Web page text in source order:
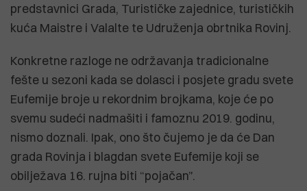
predstavnici Grada, Turističke zajednice, turističkih
kuća Maistre i Valalte te Udruženja obrtnika Rovinj.
Konkretne razloge ne održavanja tradicionalne
fešte u sezoni kada se dolasci i posjete gradu svete
Eufemije broje u rekordnim brojkama, koje će po
svemu sudeći nadmašiti i famoznu 2019. godinu,
nismo doznali. Ipak, ono što čujemo je da će Dan
grada Rovinja i blagdan svete Eufemije koji se
obilježava 16. rujna biti “pojačan”.